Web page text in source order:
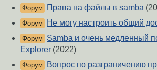
Форум Права на файлы в samba
Форум Не могу настроить общий
Форум
Samba и очень медленный
Explorer (2022)
Форум
Вопрос по разграничению